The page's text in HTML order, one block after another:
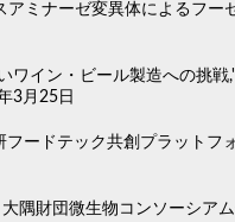
ミナーゼ変異体によるフー
ワイン・ビール製造への挑
3月25日
ードテック共創プラットフ
隅財団微生物コンソーシア